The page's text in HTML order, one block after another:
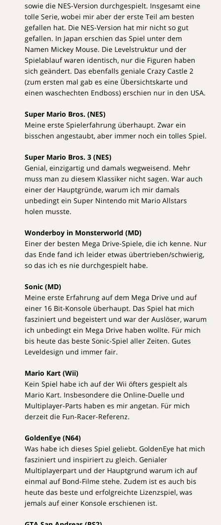
sowie die NES-Version durchgespielt. Insgesamt eine
tolle Serie, wobei mir aber der erste Teil am besten
gefallen hat. Die NES-Version hat mir nicht so gut
gefallen. In Japan erschien das Spiel unter dem
Namen Mickey Mouse. Die Levelstruktur und der
Spielablauf waren identisch, nur die Figuren haben
sich geändert. Das ebenfalls geniale Crazy Castle 2
(zum ersten mal gab es eine Übersichtskarte und
einen waschechten Endboss) erschien nur in den USA.
Super Mario Bros. (NES)
Meine erste Spielerfahrung überhaupt. Zwar ein
bisschen angestaubt, aber immer noch ein tolles Spiel.
Super Mario Bros. 3 (NES)
Genial, einzigartig und damals wegweisend. Mehr
muss man zu diesem Klassiker nicht sagen. War auch
einer der Hauptgründe, warum ich mir damals
unbedingt ein Super Nintendo mit Mario Allstars
holen musste.
Wonderboy in Monsterworld (MD)
Einer der besten Mega Drive-Spiele, die ich kenne. Nur
das Ende fand ich leider etwas übertrieben/schwierig,
so das ich es nie durchgespielt habe.
Sonic (MD)
Meine erste Erfahrung auf dem Mega Drive und auf
einer 16 Bit-Konsole überhaupt. Das Spiel hat mich
fasziniert und begeistert und war der Auslöser, warum
ich unbedingt ein Mega Drive haben wollte. Für mich
bis heute das beste Sonic-Spiel aller Zeiten. Gutes
Leveldesign und immer fair.
Mario Kart (Wii)
Kein Spiel habe ich auf der Wii öfters gespielt als
Mario Kart. Insbesondere die Online-Duelle und
Multiplayer-Parts haben es mir angetan. Für mich
derzeit die Fun-Racer-Referenz.
GoldenEye (N64)
Was habe ich dieses Spiel geliebt. GoldenEye hat mich
fasziniert und inspiriert zu gleich. Genialer
Multiplayerpart und der Hauptgrund warum ich auf
einmal auf Bond-Filme stehe. Zudem ist es auch bis
heute das beste und erfolgreichte Lizenzspiel, was
jemals auf einer Konsole erschienen ist.